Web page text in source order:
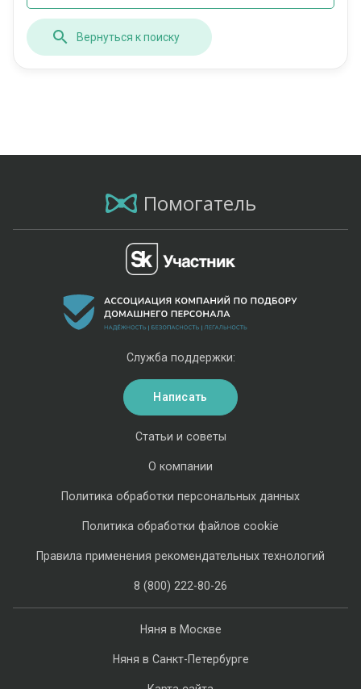
Вернуться к поиску
Помогатель
Няня в Москве
Няня в Санкт-Петербурге
Статьи и советы
О компании
Политика обработки персональных данных
Политика обработки файлов cookie
Правила применения рекомендательных технологий
8 (800) 222-80-26
Служба поддержки:
Написать